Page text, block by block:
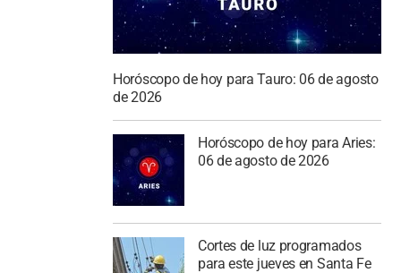
Horóscopo de hoy para Tauro: 06 de agosto
de 2026
Horóscopo de hoy para Aries:
06 de agosto de 2026
Cortes de luz programados
para este jueves en Santa Fe